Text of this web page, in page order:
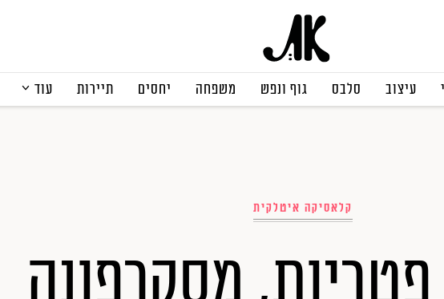
עיצוב סלבס גוף ונפש משפחה יחסים תיירות עוד
קלאסיקה איטלקית